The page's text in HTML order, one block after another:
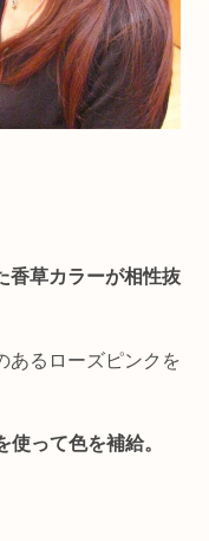
香草カラーが相性抜
あるローズピンクを
って色を補給。